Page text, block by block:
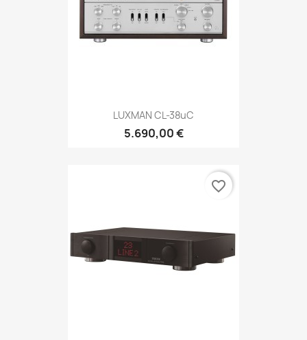
LUXMAN CL-38uC
5.690,00 €
favorite_border